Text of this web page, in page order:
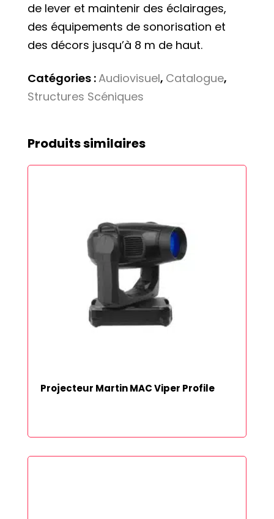
de lever et maintenir des éclairages,
des équipements de sonorisation et
des décors jusqu’à 8 m de haut.
Catégories :Audiovisuel, Catalogue,
Structures Scéniques
Produits similaires
Projecteur Martin MAC Viper Profile